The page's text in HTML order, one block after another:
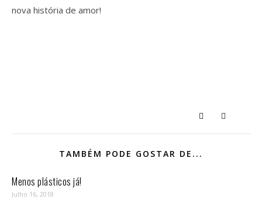
nova história de amor!
TAMBÉM PODE GOSTAR DE...
Menos plásticos já!
Julho 16, 2018